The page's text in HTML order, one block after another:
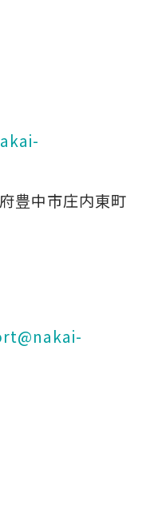
豊中市庄内東町